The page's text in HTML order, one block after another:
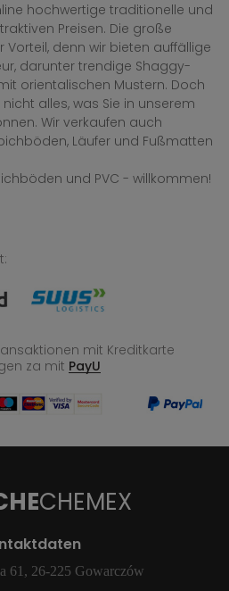
hochwertige traditionelle und
Preisen. Die große
denn wir bieten auffällige
darunter trendige Shaggy-
orientalischen Mustern. Doch
alles, was Sie in unserem
Wir verkaufen auch
Läufer und Fußmatten
und PVC - willkommen!
mit Kreditkarte
za mit PayU
CHEMEX
61, 26-225 Gowarczów